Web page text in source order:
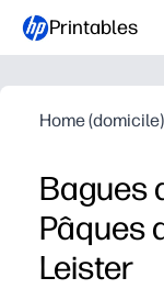
Printables
Home (domicile)
Bagues
Pâques
Leister